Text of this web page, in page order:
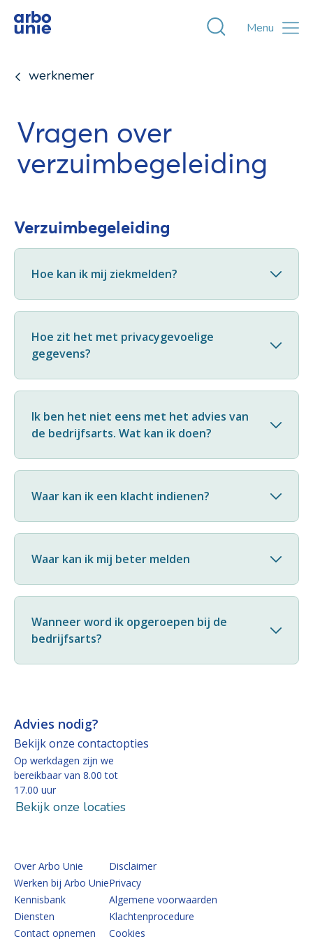
Toggle
Menu
werknemer
Vragen over
verzuimbegeleiding
Verzuimbegeleiding
Hoe kan ik mij ziekmelden?
Hoe zit het met privacygevoelige
gegevens?
Ik ben het niet eens met het advies van
de bedrijfsarts. Wat kan ik doen?
Waar kan ik een klacht indienen?
Waar kan ik mij beter melden
Wanneer word ik opgeroepen bij de
bedrijfsarts?
Advies nodig?
Bekijk onze contactopties
Op werkdagen zijn we
bereikbaar van 8.00 tot
17.00 uur
Bekijk onze locaties
Over Arbo Unie
Werken bij Arbo Unie
Kennisbank
Diensten
Contact opnemen
Disclaimer
Privacy
Algemene voorwaarden
Klachtenprocedure
Cookies